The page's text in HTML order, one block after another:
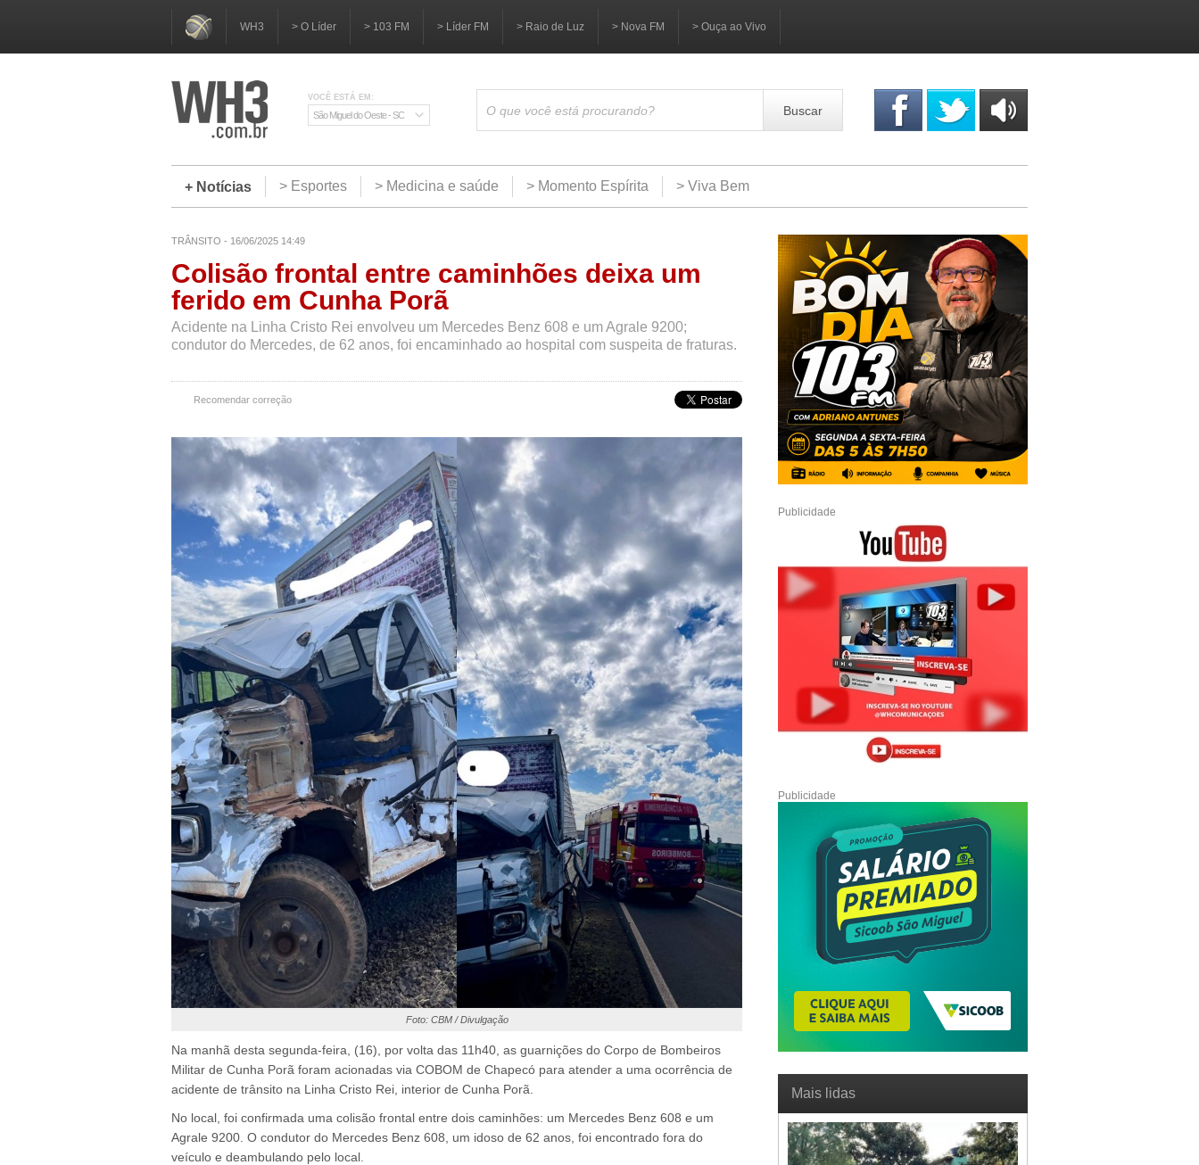
WH3 > O Líder > 103 FM > Líder FM > Raio de Luz > Nova FM > Ouça ao Vivo
VOCÊ ESTÁ EM:
São Miguel do Oeste - SC Buscar
+ Notícias
> Esportes > Medicina e saúde > Momento Espírita > Viva Bem
TRÂNSITO - 16/06/2025 14:49
Colisão frontal entre caminhões deixa um
ferido em Cunha Porã
Acidente na Linha Cristo Rei envolveu um Mercedes Benz 608 e um Agrale 9200;
condutor do Mercedes, de 62 anos, foi encaminhado ao hospital com suspeita de fraturas.
Recomendar correção
Foto: CBM / Divulgação
Na manhã desta segunda-feira, (16), por volta das 11h40, as guarnições do Corpo de Bombeiros
Militar de Cunha Porã foram acionadas via COBOM de Chapecó para atender a uma ocorrência de
acidente de trânsito na Linha Cristo Rei, interior de Cunha Porã.
No local, foi confirmada uma colisão frontal entre dois caminhões: um Mercedes Benz 608 e um
Agrale 9200. O condutor do Mercedes Benz 608, um idoso de 62 anos, foi encontrado fora do
veículo e deambulando pelo local.
Publicidade
Publicidade
Mais lidas